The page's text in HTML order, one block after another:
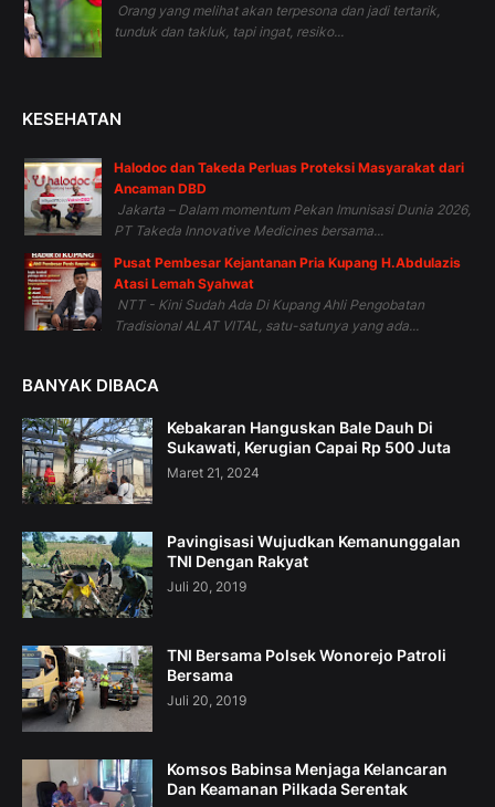
Orang yang melihat akan terpesona dan jadi tertarik,
tunduk dan takluk, tapi ingat, resiko...
KESEHATAN
Halodoc dan Takeda Perluas Proteksi Masyarakat dari
Ancaman DBD
Jakarta – Dalam momentum Pekan Imunisasi Dunia 2026,
PT Takeda Innovative Medicines bersama...
Pusat Pembesar Kejantanan Pria Kupang H.Abdulazis
Atasi Lemah Syahwat
NTT - Kini Sudah Ada Di Kupang Ahli Pengobatan
Tradisional ALAT VITAL, satu-satunya yang ada...
BANYAK DIBACA
Kebakaran Hanguskan Bale Dauh Di
Sukawati, Kerugian Capai Rp 500 Juta
Maret 21, 2024
Pavingisasi Wujudkan Kemanunggalan
TNI Dengan Rakyat
Juli 20, 2019
TNI Bersama Polsek Wonorejo Patroli
Bersama
Juli 20, 2019
Komsos Babinsa Menjaga Kelancaran
Dan Keamanan Pilkada Serentak